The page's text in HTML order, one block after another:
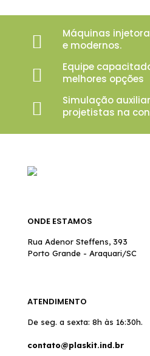
Máquinas
e modernos.
Equipe
melhores opções
Simulação
projetistas na
ONDE ESTAMOS
Rua Adenor Steffens, 393
Porto Grande - Araquari/SC
ATENDIMENTO
De seg. a sexta: 8h às 16:30h.
contato@plaskit.ind.br